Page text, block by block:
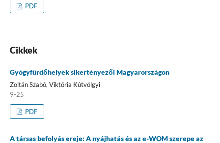
PDF
Cikkek
Gyógyfürdőhelyek sikertényezői Magyarországon
Zoltán Szabó, Viktória Kútvölgyi
9-25
PDF
A társas befolyás ereje: A nyájhatás és az e-WOM szerepe az